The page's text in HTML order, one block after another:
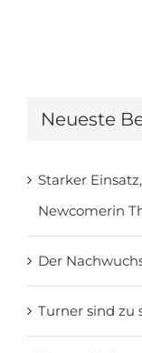
Neueste
Starker
Newcomerin
Der
Turner sind zu